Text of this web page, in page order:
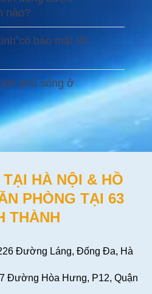
nào?
có bảo mật tốt
phủ sóng ở
HÀ NỘI & HỒ
PHÒNG TẠI 63
THÀNH
Đường Láng, Đống Đa, Hà
Đường Hòa Hưng, P12, Quận